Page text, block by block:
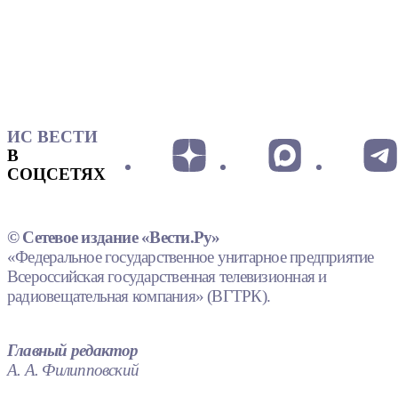
ИС ВЕСТИ
В
СОЦСЕТЯХ
© Сетевое издание «Вести.Ру»
«Федеральное государственное унитарное предприятие
Всероссийская государственная телевизионная и
радиовещательная компания» (ВГТРК).
Главный редактор
А. А. Филипповский